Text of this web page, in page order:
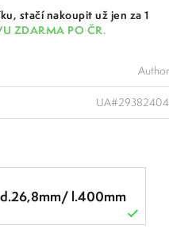
stačí nakoupit už jen za 1
ZDARMA PO ČR.
Author
UA#29382404
d.26,8mm/ l.400mm